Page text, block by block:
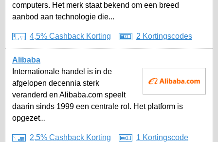
computers. Het merk staat bekend om een breed
aanbod aan technologie die...
4,5% Cashback Korting 2 Kortingscodes
Alibaba
Internationale handel is in de
afgelopen decennia sterk
veranderd en Alibaba.com speelt
daarin sinds 1999 een centrale rol. Het platform is
opgezet...
2,5% Cashback Korting 1 Kortingscode